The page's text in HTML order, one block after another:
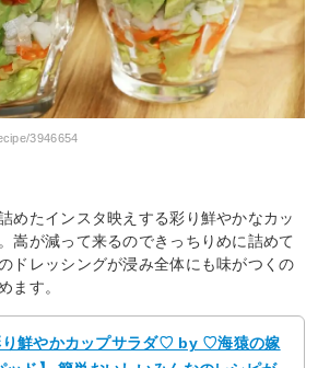
3946654
めたインスタ映えする彩り鮮やかなカッ
嵩が減って来るのできっちりめに詰めて
ドレッシングが浸み全体にも味がつくの
ます。
り鮮やかカップサラダ♡ by ♡海猿の嫁